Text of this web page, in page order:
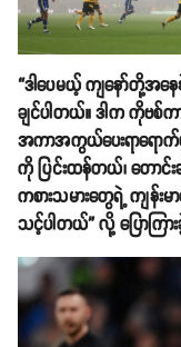
“ဒါပေမယ့် ကျနော်တို့အန
ချင်ပါတယ်။ ဒါက ကိုဗစ်
အကာအကွယ်ပေးရာရော
ကို ပြင်းထန်တယ်၊ တောင်း
ကစားသမားတွေရဲ့ ကျန်း
သင့်ပါတယ်” လို့ ပြောကြာ